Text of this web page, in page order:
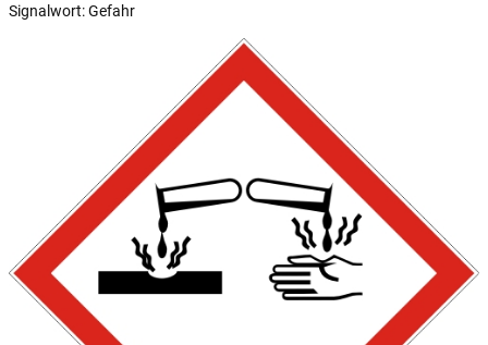
Signalwort:Gefahr